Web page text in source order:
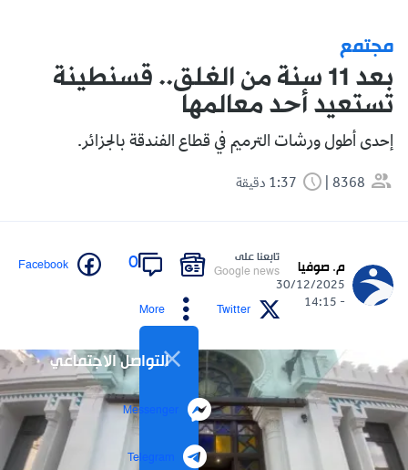
مجتمع
بعد 11 سنة من الغلق.. قسنطينة
تستعيد أحد معالمها
إحدى أطول ورشات الترميم في قطاع الفندقة بالجزائر.
8368
م. صوفيا
30/12/2025
- 14:15
تابعنا على
Google news
0
Facebook
Twitter
More
التواصل الاجتماعي
Messenger
Telegram